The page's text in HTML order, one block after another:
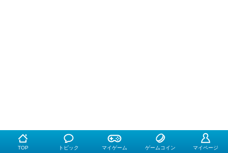
TOP トピック マイゲーム ゲームコイン マイページ